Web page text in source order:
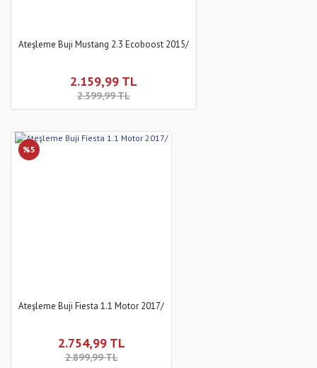
Ateşleme Buji Mustang 2.3 Ecoboost 2015/
2.159,99 TL
2.399,99 TL
%5
Ateşleme Buji Fiesta 1.1 Motor 2017/
2.754,99 TL
2.899,99 TL